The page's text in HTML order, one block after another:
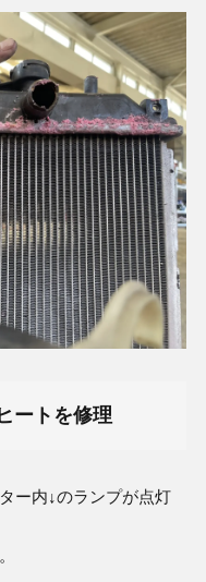
ートを修理
ー内↓のランプが点灯